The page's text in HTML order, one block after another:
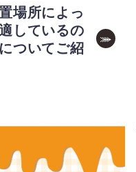
場所によっ
しているの
ついてご紹